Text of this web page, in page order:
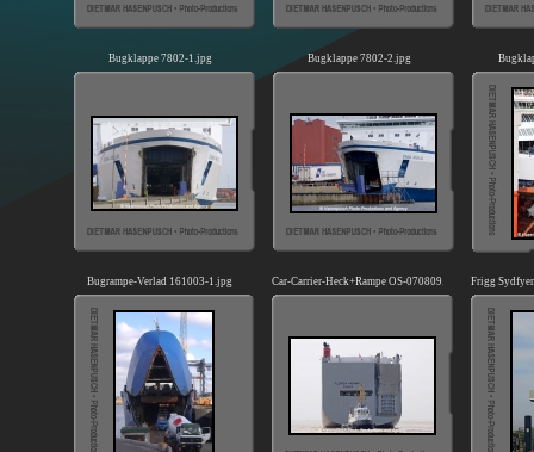
Bugklappe 7802-1.jpg Bugklappe 7802-2.jpg
Bugrampe-Verlad 161003-1.jpg Car-Carrier-Heck+Rampe OS-070809.jpg Frigg